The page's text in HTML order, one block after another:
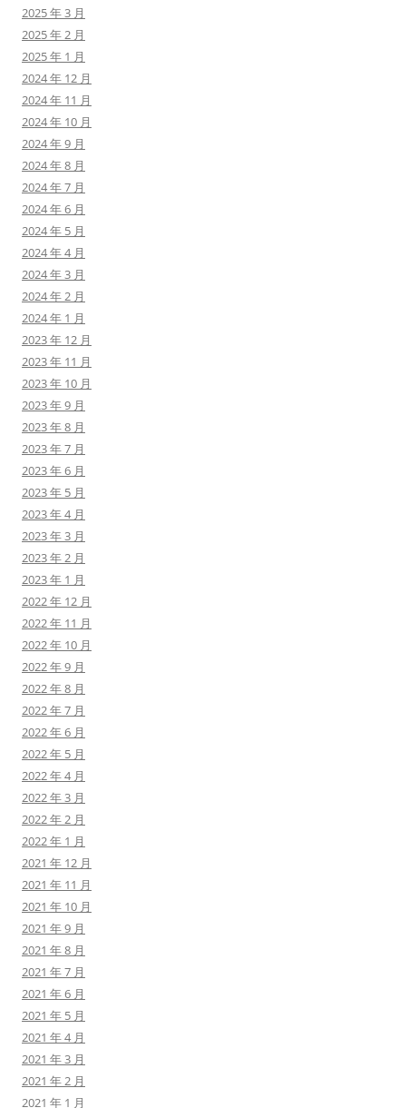
2025 年 3 月
2025 年 2 月
2025 年 1 月
2024 年 12 月
2024 年 11 月
2024 年 10 月
2024 年 9 月
2024 年 8 月
2024 年 7 月
2024 年 6 月
2024 年 5 月
2024 年 4 月
2024 年 3 月
2024 年 2 月
2024 年 1 月
2023 年 12 月
2023 年 11 月
2023 年 10 月
2023 年 9 月
2023 年 8 月
2023 年 7 月
2023 年 6 月
2023 年 5 月
2023 年 4 月
2023 年 3 月
2023 年 2 月
2023 年 1 月
2022 年 12 月
2022 年 11 月
2022 年 10 月
2022 年 9 月
2022 年 8 月
2022 年 7 月
2022 年 6 月
2022 年 5 月
2022 年 4 月
2022 年 3 月
2022 年 2 月
2022 年 1 月
2021 年 12 月
2021 年 11 月
2021 年 10 月
2021 年 9 月
2021 年 8 月
2021 年 7 月
2021 年 6 月
2021 年 5 月
2021 年 4 月
2021 年 3 月
2021 年 2 月
2021 年 1 月